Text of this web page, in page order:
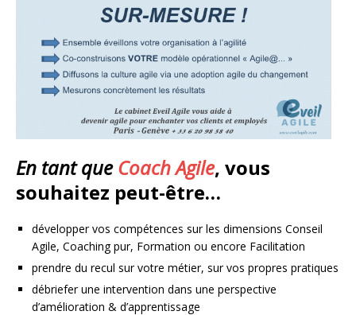
En tant queCoach Agile, vous
souhaitez peut-être…
développer vos compétences sur les dimensions Conseil
Agile, Coaching pur, Formation ou encore Facilitation
prendre du recul sur votre métier, sur vos propres pratiques
débriefer une intervention dans une perspective
d’amélioration & d’apprentissage